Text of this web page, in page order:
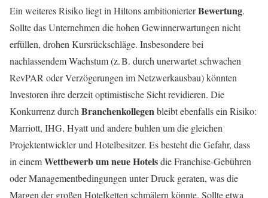
Ein weiteres Risiko liegt in Hiltons ambitionierterBewertung.
Sollte das Unternehmen die hohen Gewinnerwartungen nicht
erfüllen, drohen Kursrückschläge. Insbesondere bei
nachlassendem Wachstum (z. B. durch unerwartet schwachen
RevPAR oder Verzögerungen im Netzwerkausbau) könnten
Investoren ihre derzeit optimistische Sicht revidieren. Die
Konkurrenz durch Branchenkollegenbleibt ebenfalls ein Risiko:
Marriott, IHG, Hyatt und andere buhlen um die gleichen
Projektentwickler und Hotelbesitzer. Es besteht die Gefahr, dass
in einemWettbewerb um neue Hotelsdie Franchise-Gebühren
oder Managementbedingungen unter Druck geraten, was die
Margen der großen Hotelketten schmälern könnte. Sollte etwa